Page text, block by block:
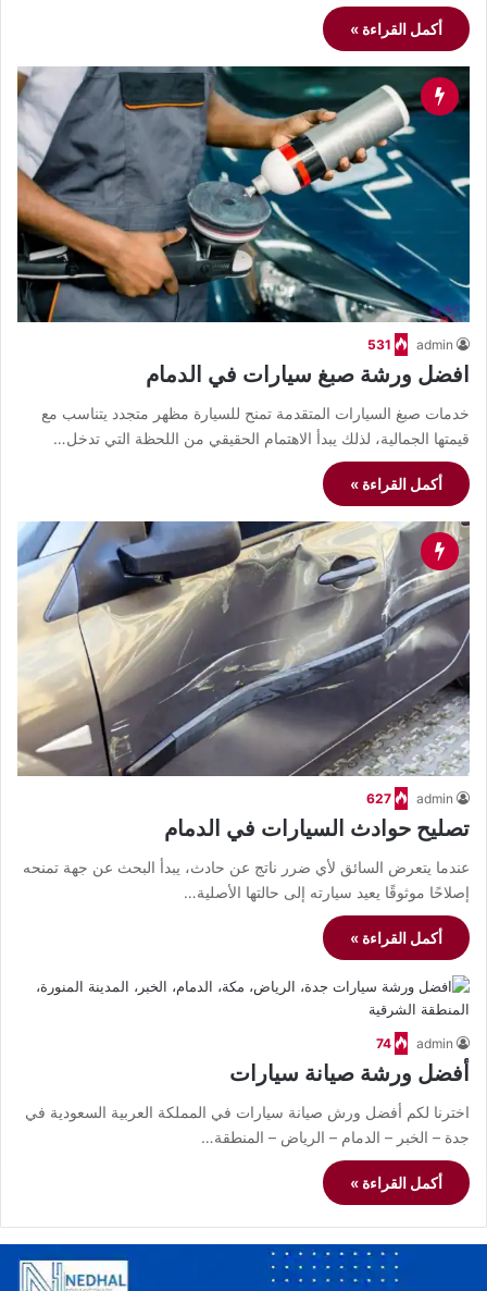
أكمل القراءة »
admin
531
افضل ورشة صبغ سيارات في الدمام
خدمات صبغ السيارات المتقدمة تمنح للسيارة مظهر متجدد يتناسب مع
قيمتها الجمالية، لذلك يبدأ الاهتمام الحقيقي من اللحظة التي تدخل…
أكمل القراءة »
admin
627
تصليح حوادث السيارات في الدمام
عندما يتعرض السائق لأي ضرر ناتج عن حادث، يبدأ البحث عن جهة تمنحه
إصلاحًا موثوقًا يعيد سيارته إلى حالتها الأصلية…
أكمل القراءة »
admin
74
أفضل ورشة صيانة سيارات
اخترنا لكم أفضل ورش صيانة سيارات في المملكة العربية السعودية في
جدة – الخبر – الدمام – الرياض – المنطقة…
أكمل القراءة »